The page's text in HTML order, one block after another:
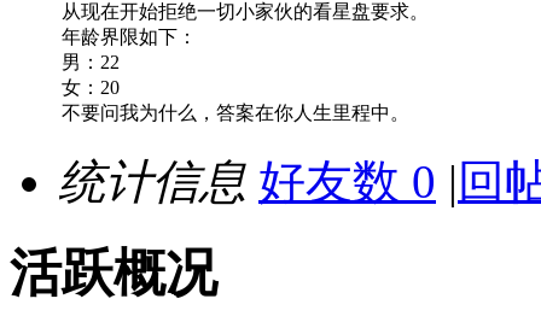
从现在开始拒绝一切小家伙的看星盘要求。
年龄界限如下：
男：22
女：20
不要问我为什么，答案在你人生里程中。
统计信息 好友数 0 | 回
活跃概况